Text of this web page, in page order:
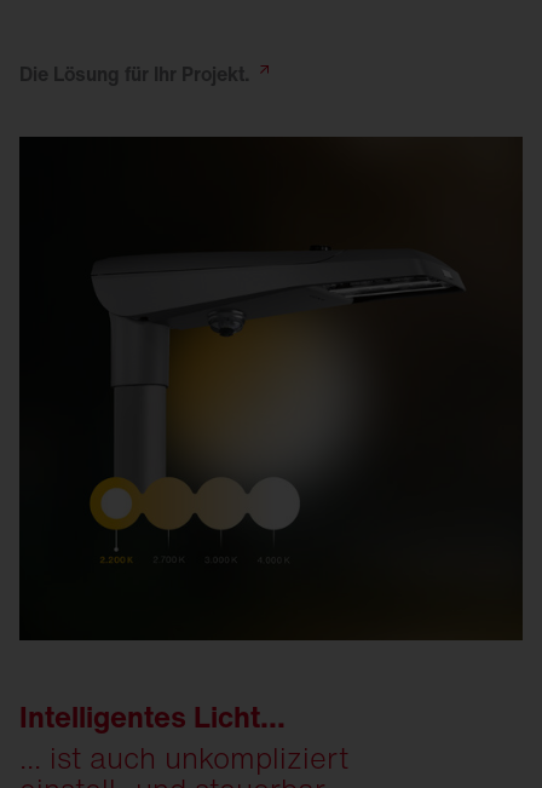
Die Lösung für Ihr Projekt.
Intelligentes Licht...
... ist auch unkompliziert